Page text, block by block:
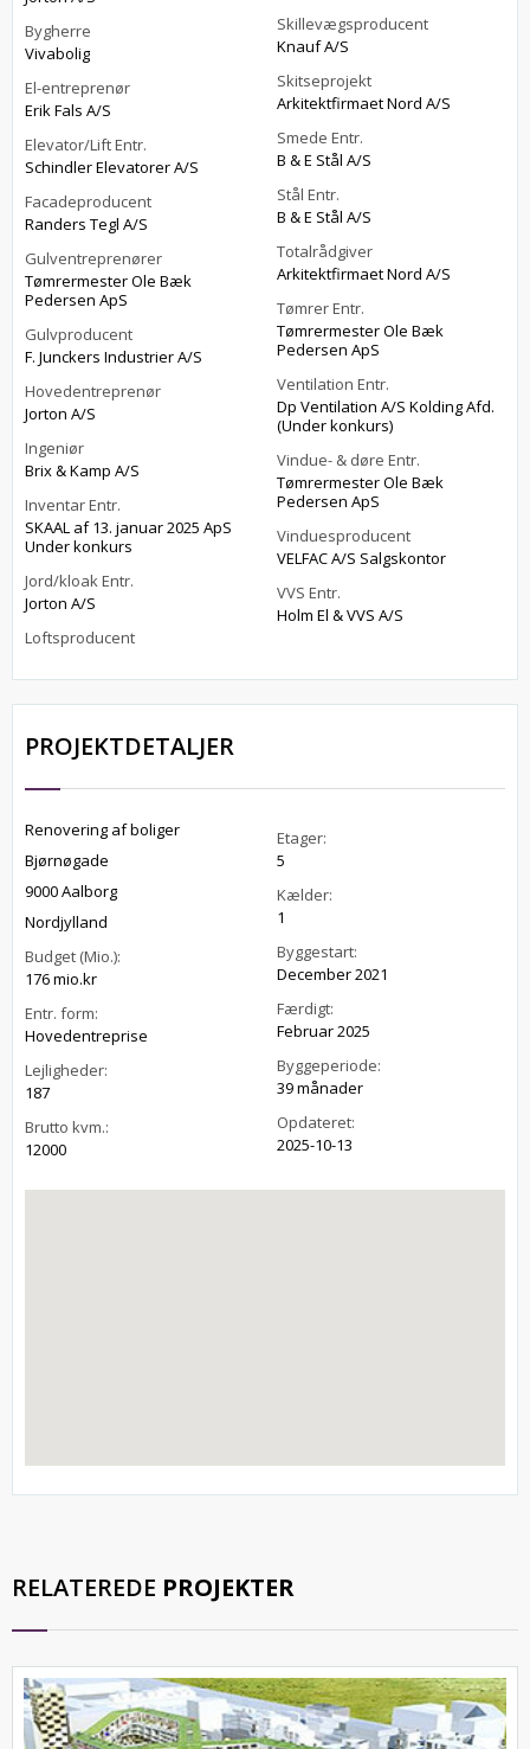
Bygherre
Vivabolig
El-entreprenør
Erik Fals A/S
Elevator/Lift Entr.
Schindler Elevatorer A/S
Facadeproducent
Randers Tegl A/S
Gulventreprenører
Tømrermester Ole Bæk
Pedersen ApS
Gulvproducent
F. Junckers Industrier A/S
Hovedentreprenør
Jorton A/S
Ingeniør
Brix & Kamp A/S
Inventar Entr.
SKAAL af 13. januar 2025 ApS
Under konkurs
Jord/kloak Entr.
Jorton A/S
Loftsproducent
Skillevægsproducent
Knauf A/S
Skitseprojekt
Arkitektfirmaet Nord A/S
Smede Entr.
B & E Stål A/S
Stål Entr.
B & E Stål A/S
Totalrådgiver
Arkitektfirmaet Nord A/S
Tømrer Entr.
Tømrermester Ole Bæk
Pedersen ApS
Ventilation Entr.
Dp Ventilation A/S Kolding Afd.
(Under konkurs)
Vindue- & døre Entr.
Tømrermester Ole Bæk
Pedersen ApS
Vinduesproducent
VELFAC A/S Salgskontor
VVS Entr.
Holm El & VVS A/S
PROJEKTDETALJER
Renovering af boliger
Bjørnøgade
9000 Aalborg
Nordjylland
Budget (Mio.):
176 mio.kr
Entr. form:
Hovedentreprise
Lejligheder:
187
Brutto kvm.:
12000
Etager:
5
Kælder:
1
Byggestart:
December 2021
Færdigt:
Februar 2025
Byggeperiode:
39 månader
Opdateret:
2025-10-13
RELATEREDE PROJEKTER